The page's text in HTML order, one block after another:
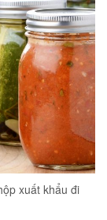
xuất khẩu đi